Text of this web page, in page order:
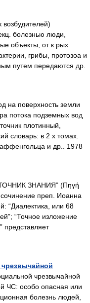
болезнью люди,
объекты, от к рых
грибы, протозоа и
путем передаются др.
на поверхность земли
потока подземных вод
плотинный,
словарь: в 2 х томах.
и др.. 1978
ЗНАНИЯ” (Πηγή
преп. Иоанна
“Диалектика, или 68
“Точное изложение
представляет
чрезвычайной
ЧС: особо опасная или
болезнь людей,